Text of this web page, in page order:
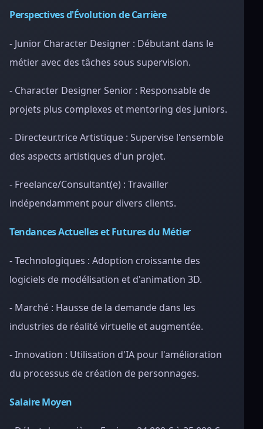
Perspectives d'Évolution de Carrière
- Junior Character Designer : Débutant dans le
métier avec des tâches sous supervision.
- Character Designer Senior : Responsable de
projets plus complexes et mentoring des juniors.
- Directeur.trice Artistique : Supervise l'ensemble
des aspects artistiques d'un projet.
- Freelance/Consultant(e) : Travailler
indépendamment pour divers clients.
Tendances Actuelles et Futures du Métier
- Technologiques : Adoption croissante des
logiciels de modélisation et d'animation 3D.
- Marché : Hausse de la demande dans les
industries de réalité virtuelle et augmentée.
- Innovation : Utilisation d'IA pour l'amélioration
du processus de création de personnages.
Salaire Moyen